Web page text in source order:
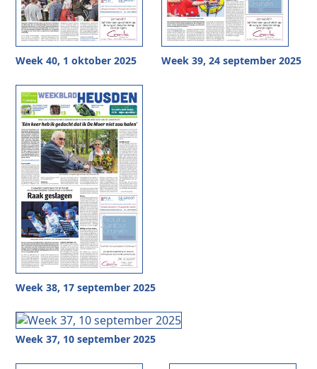
Week 40, 1 oktober 2025 Week 39, 24 september 2025
Week 38, 17 september 2025
Week 37, 10 september 2025